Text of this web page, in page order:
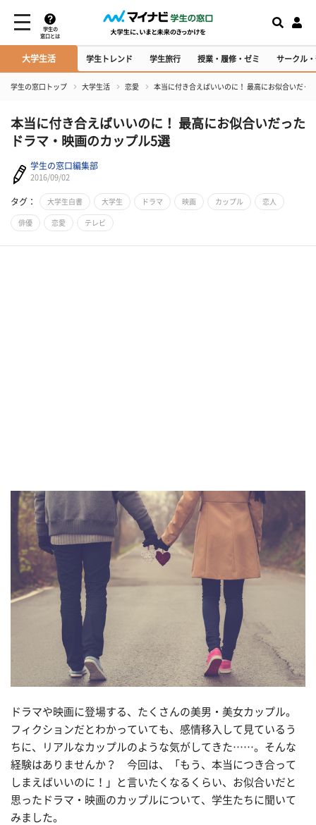
学生の
窓口とは
大学生活 学生トレンド 学生旅行 授業・履修・ゼミ サークル
学生の窓口トップ 大学生活 恋愛 本当に付き合えばいいのに！ 最高にお似合いだっ
本当に付き合えばいいのに！ 最高にお似合いだった
ドラマ・映画のカップル5選
学生の窓口編集部
2016/09/02
タグ： 大学生白書 大学生 ドラマ 映画 カップル 恋人
俳優 恋愛 テレビ
ドラマや映画に登場する、たくさんの美男・美女カップル。
フィクションだとわかっていても、感情移入して見ているう
ちに、リアルなカップルのような気がしてきた……。そんな
経験はありませんか？ 今回は、「もう、本当につき合って
しまえばいいのに！」と言いたくなるくらい、お似合いだと
思ったドラマ・映画のカップルについて、学生たちに聞いて
みました。